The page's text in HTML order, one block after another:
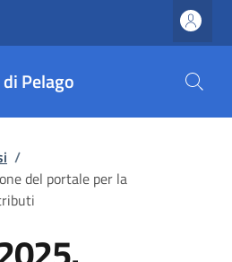
Pelago
/
del portale per la